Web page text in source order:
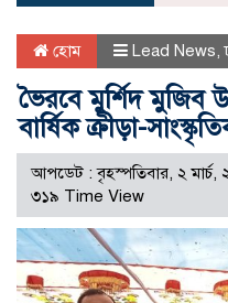
হোম Lead News ,
ভৈরবে মুর্শিদ মুজিব
বার্ষিক ক্রীড়া-
আপডেট : বৃহস্পতিবার, ২
৩১৯ Time View